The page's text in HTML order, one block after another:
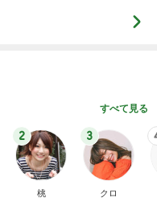
すべて見る
2
桃
3
クロ